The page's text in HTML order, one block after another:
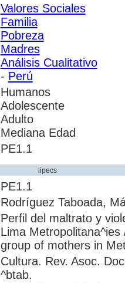
Valores Sociales
Familia
Pobreza
Madres
Análisis Cualitativo
- Perú
Humanos
Adolescente
Adulto
Mediana Edad
PE1.1
lipecs
PE1.1
Rodríguez Taboada,
Perfil del maltrato y
Lima
group of mothers in
Cultura. Rev. Asoc.
^btab.